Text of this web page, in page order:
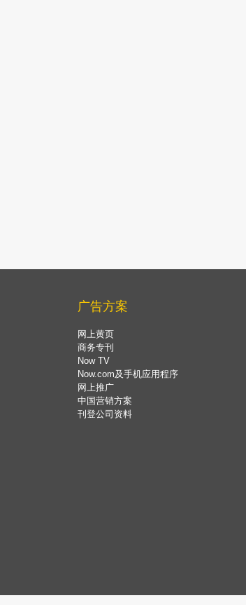
广告方案
网上黄页
商务专刊
Now TV
Now.com及手机应用程序
网上推广
中国营销方案
刊登公司资料